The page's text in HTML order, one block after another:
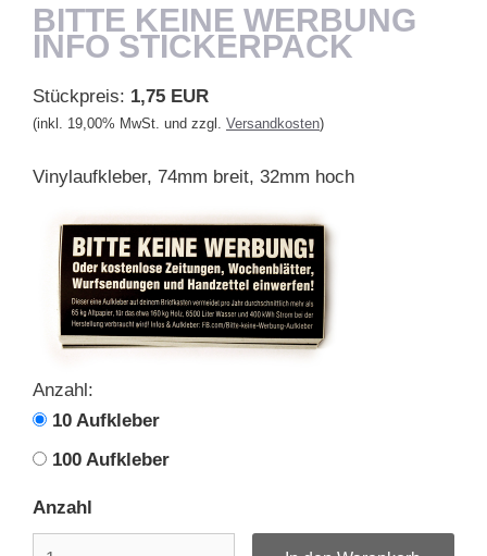
BITTE KEINE WERBUNG
INFO STICKERPACK
Stückpreis: 1,75 EUR
(inkl. 19,00% MwSt. und zzgl. Versandkosten)
Vinylaufkleber, 74mm breit, 32mm hoch
Anzahl:
10 Aufkleber
100 Aufkleber
Anzahl